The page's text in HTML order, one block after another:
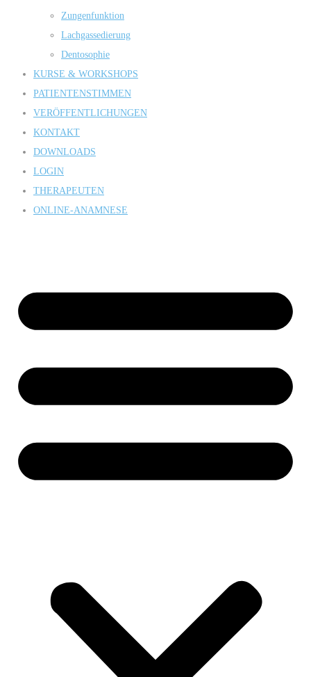
Zungenfunktion
Lachgassedierung
Dentosophie
KURSE & WORKSHOPS
PATIENTENSTIMMEN
VERÖFFENTLICHUNGEN
KONTAKT
DOWNLOADS
LOGIN
THERAPEUTEN
ONLINE-ANAMNESE